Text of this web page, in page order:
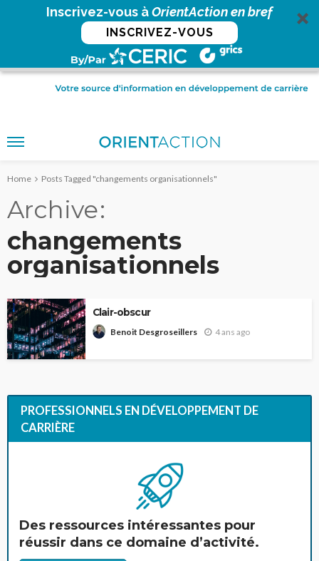
Inscrivez-vous àOrientAction en bref
INSCRIVEZ-VOUS
Home Posts Tagged "changements organisationnels"
Archive
changements
organisationnels
Clair-obscur
Benoit Desgroseillers 4 ans ago
PROFESSIONNELS EN DÉVELOPPEMENT DE
CARRIÈRE
Des ressources intéressantes pour
réussir dans ce domaine d’activité.